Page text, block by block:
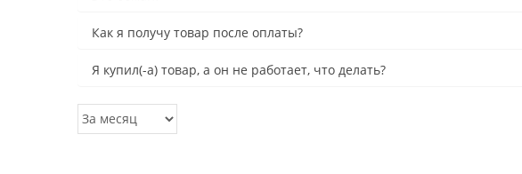
Как я получу товар после оплаты?
Я купил(-а) товар, а он не работает, что делать?